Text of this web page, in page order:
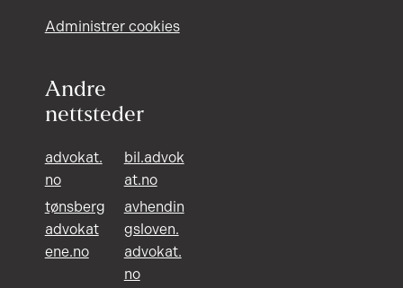
Administrer cookies
Andre
nettsteder
advokat.
no
bil.advok
at.no
tønsberg
advokat
ene.no
avhendin
gsloven.
advokat.
no